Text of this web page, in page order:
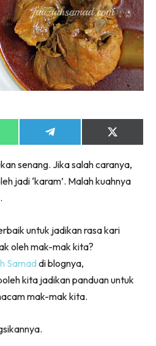
Share
on
Share
on
(Twitter)
senang. Jika salah caranya,
jadi ‘karam’. Malah kuahnya
untuk jadikan rasa kari
oleh mak-mak kita?
Samaddi blognya,
kita jadikan panduan untuk
mak-mak kita.